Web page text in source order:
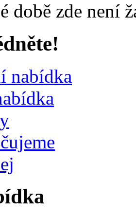
době zde není
nabídka